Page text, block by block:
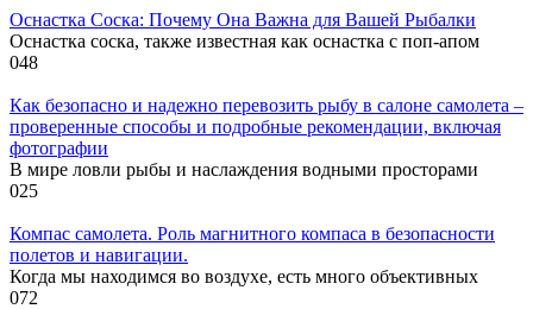
Оснастка Соска: Почему Она Важна для Вашей Рыбалки
Оснастка соска, также известная как оснастка с поп-апом
048
Как безопасно и надежно перевозить рыбу в салоне самолета –
проверенные способы и подробные рекомендации, включая
фотографии
В мире ловли рыбы и наслаждения водными просторами
025
Компас самолета. Роль магнитного компаса в безопасности
полетов и навигации.
Когда мы находимся во воздухе, есть много объективных
072